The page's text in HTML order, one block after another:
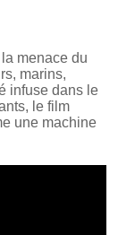
menace du
marins,
infuse dans le
le film
une machine